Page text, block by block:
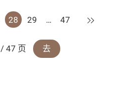
28 29 … 47 下一页
/ 47 页 去